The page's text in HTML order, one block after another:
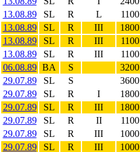
13.08.89
SL R L 1100
13.08.89
SL R III 1800
13.08.89
SL R III 1100
13.08.89
SL R III 1100
06.08.89 BA S 3200
29.07.89
SL S 3600
29.07.89
SL R I 1800
29.07.89
SL R III 1800
29.07.89
SL R II 1100
29.07.89
SL R III 1000
29.07.89
SL R III 1000